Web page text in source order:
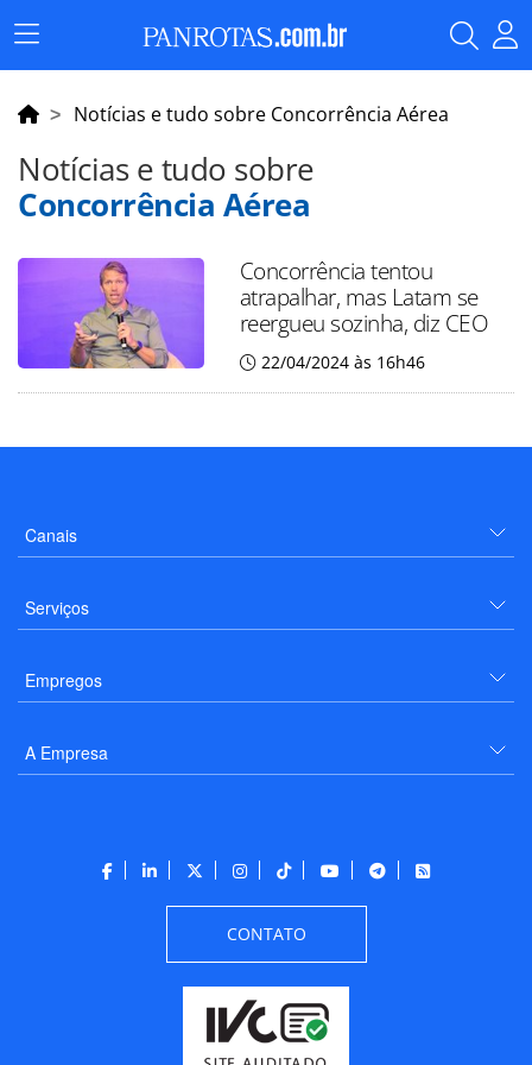
Menu
Principal
Notícias e tudo sobre Concorrência Aérea
Notícias e tudo sobre
Concorrência Aérea
Concorrência tentou
atrapalhar, mas Latam se
reergueu sozinha, diz CEO
22/04/2024 às 16h46
Canais
Serviços
Empregos
A Empresa
CONTATO